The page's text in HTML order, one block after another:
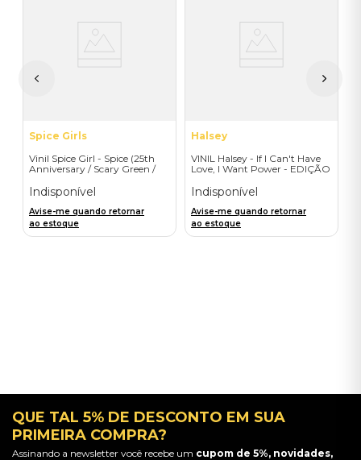
Spice Girls
Vinil Spice Girl - Spice (25th
Anniversary / Scary Green /
Indisponível
Avise-me quando retornar
ao estoque
Halsey
VINIL Halsey - If I Can't Have
Love, I Want Power - EDIÇÃO
TRANSPARENT ORANGE
Indisponível
Avise-me quando retornar
ao estoque
QUE TAL 5% DE DESCONTO EM SUA
PRIMEIRA COMPRA?
Assinando a newsletter você recebe um cupom de 5%, novidades,